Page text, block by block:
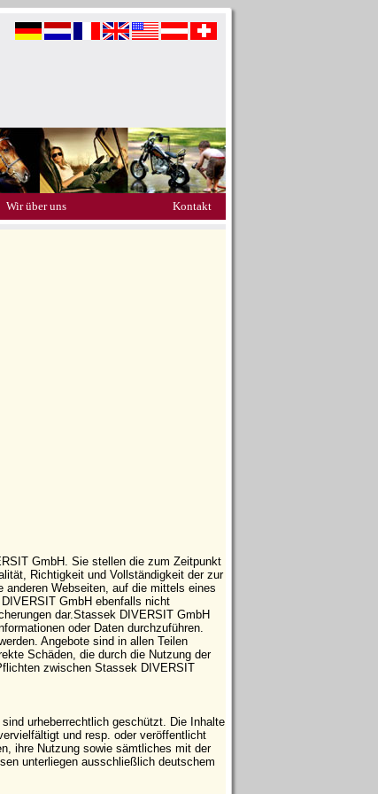
Wir über uns Kontakt
GmbH. Sie stellen die zum Zeitpunkt
Richtigkeit und Vollständigkeit der zur
Webseiten, auf die mittels eines
GmbH ebenfalls nicht
dar.Stassek DIVERSIT GmbH
oder Daten durchzuführen.
Angebote sind in allen Teilen
Schäden, die durch die Nutzung der
zwischen Stassek DIVERSIT
urheberrechtlich geschützt. Die Inhalte
und resp. oder veröffentlicht
ihre Nutzung sowie sämtliches mit der
unterliegen ausschließlich deutschem